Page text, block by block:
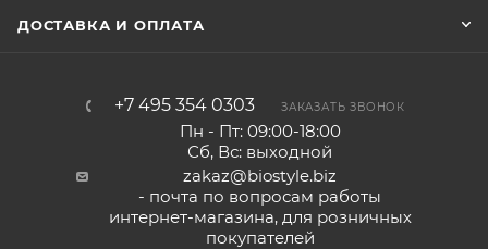
ДОСТАВКА И ОПЛАТА
+7 495 354 0303 ЗАКАЗАТЬ ЗВОНОК
Пн - Пт: 09:00-18:00
Сб, Вс: выходной
zakaz@biostyle.biz
- почта по вопросам работы
интернет-магазина, для розничных
покупателей